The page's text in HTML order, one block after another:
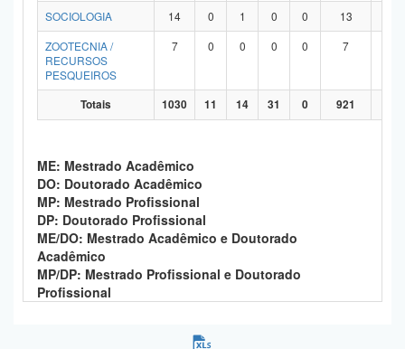
SOCIOLOGIA
14 0 1 0 0 13
ZOOTECNIA /
RECURSOS
PESQUEIROS
7 0 0 0 0 7
Totais 1030 11 14 31 0 921
ME: Mestrado Acadêmico
DO: Doutorado Acadêmico
MP: Mestrado Profissional
DP: Doutorado Profissional
ME/DO: Mestrado Acadêmico e Doutorado
Acadêmico
MP/DP: Mestrado Profissional e Doutorado
Profissional